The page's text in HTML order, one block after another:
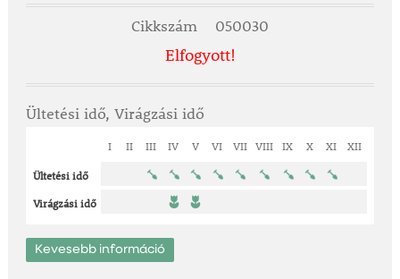
Cikkszám 050030
Elfogyott!
Ültetési idő, Virágzási idő
I II III IV V VI VII VIII IX X XI XII
Ültetési idő
Virágzási idő
Kevesebb információ